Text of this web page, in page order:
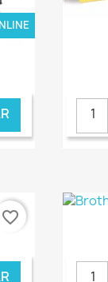
favorite_border